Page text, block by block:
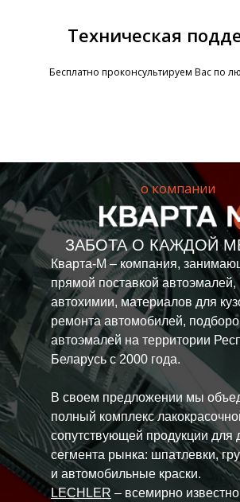
Техническая
Бесплатно проконсультируем Вас по
о компании
Кварта-М – компания,
прямой поставкой автоэмалей,
автохимии, материалов для
ремонта автомобилей,
автоэмалей на территории
Беларусь с 2000 года.
В своем предложении мы
полный комплекс
сопутствующей продукции для
сегмента рынка: шпатлевки,
и автомобильные краски.
LECHLER – всемирно
ЗАБОТА О КАЖДОЙ